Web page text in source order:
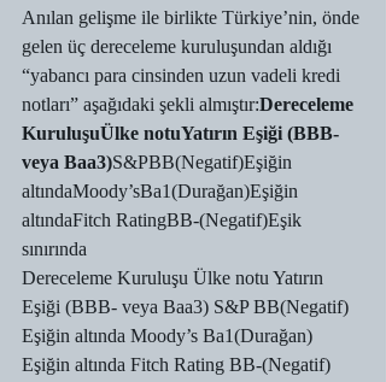
Anılan gelişme ile birlikte Türkiye’nin, önde
gelen üç dereceleme kuruluşundan aldığı
“yabancı para cinsinden uzun vadeli kredi
notları” aşağıdaki şekli almıştır:Dereceleme
KuruluşuÜlke notuYatırın Eşiği (BBB-
veya Baa3)S&PBB(Negatif)Eşiğin
altındaMoody’sBa1(Durağan)Eşiğin
altındaFitch RatingBB-(Negatif)Eşik
sınırında
Dereceleme Kuruluşu Ülke notu Yatırın
Eşiği (BBB- veya Baa3) S&P BB(Negatif)
Eşiğin altında Moody’s Ba1(Durağan)
Eşiğin altında Fitch Rating BB-(Negatif)